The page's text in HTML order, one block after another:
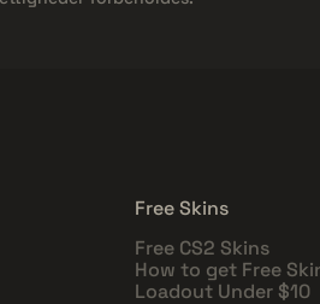
Free Skins
Free CS2 Skins
How to get Free
Loadout Under $10